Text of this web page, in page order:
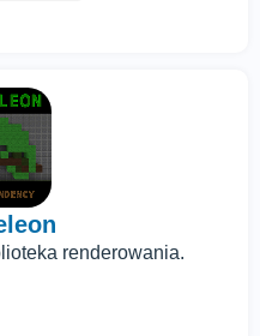
renderowania.